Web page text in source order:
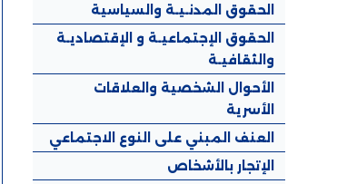
الحقوق المدنـيـة والسياسية
الحقوق الإجتماعيـة و الإقتصاديـة
والثقافيـة
الأحوال الشخصية والعلاقات
الأسرية
العنف المبني على النوع الاجتماعي
الإتجار بالأشخاص